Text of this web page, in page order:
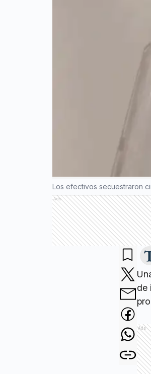
Los efectivos secuestraron
Ads
de
Ads